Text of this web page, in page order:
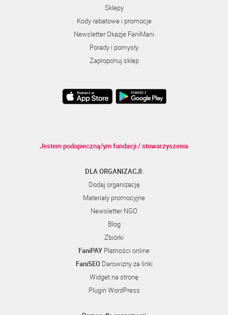
Sklepy
Kody rabatowe i promocje
Newsletter Okazje FaniMani
Porady i pomysły
Zaproponuj sklep
Jestem podopieczną/ym fundacji / stowarzyszenia
DLA ORGANIZACJI:
Dodaj organizację
Materiały promocyjne
Newsletter NGO
Blog
Zbiórki
FaniPAY Płatności online
FaniSEODarowizny za linki
Widget na stronę
Plugin WordPress